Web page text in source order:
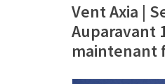
Vent Axia |
Auparavant
maintenant